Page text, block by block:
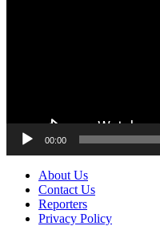
00:00
About Us
Contact Us
Reporters
Privacy Policy